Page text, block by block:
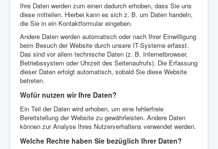
Ihre Daten werden zum einen dadurch erhoben, dass Sie uns
diese mitteilen. Hierbei kann es sich z. B. um Daten handeln,
die Sie in ein Kontaktformular eingeben.
Andere Daten werden automatisch oder nach Ihrer Einwilligung
beim Besuch der Website durch unsere IT-Systeme erfasst.
Das sind vor allem technische Daten (z. B. Internetbrowser,
Betriebssystem oder Uhrzeit des Seitenaufrufs). Die Erfassung
dieser Daten erfolgt automatisch, sobald Sie diese Website
betreten.
Wofür nutzen wir Ihre Daten?
Ein Teil der Daten wird erhoben, um eine fehlerfreie
Bereitstellung der Website zu gewährleisten. Andere Daten
können zur Analyse Ihres Nutzerverhaltens verwendet werden.
Welche Rechte haben Sie bezüglich Ihrer Daten?